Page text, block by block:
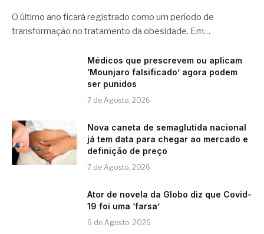
O último ano ficará registrado como um período de
transformação no tratamento da obesidade. Em…
Médicos que prescrevem ou aplicam
‘Mounjaro falsificado’ agora podem
ser punidos
7 de Agosto, 2026
Nova caneta de semaglutida nacional
já tem data para chegar ao mercado e
definição de preço
7 de Agosto, 2026
Ator de novela da Globo diz que Covid-
19 foi uma ‘farsa’
6 de Agosto, 2026